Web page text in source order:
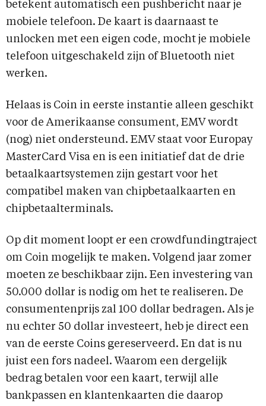
betekent automatisch een pushbericht naar je
mobiele telefoon. De kaart is daarnaast te
unlocken met een eigen code, mocht je mobiele
telefoon uitgeschakeld zijn of Bluetooth niet
werken.
Helaas is Coin in eerste instantie alleen geschikt
voor de Amerikaanse consument, EMV wordt
(nog) niet ondersteund. EMV staat voor Europay
MasterCard Visa en is een initiatief dat de drie
betaalkaartsystemen zijn gestart voor het
compatibel maken van chipbetaalkaarten en
chipbetaalterminals.
Op dit moment loopt er een crowdfundingtraject
om Coin mogelijk te maken. Volgend jaar zomer
moeten ze beschikbaar zijn. Een investering van
50.000 dollar is nodig om het te realiseren. De
consumentenprijs zal 100 dollar bedragen. Als je
nu echter 50 dollar investeert, heb je direct een
van de eerste Coins gereserveerd. En dat is nu
juist een fors nadeel. Waarom een dergelijk
bedrag betalen voor een kaart, terwijl alle
bankpassen en klantenkaarten die daarop